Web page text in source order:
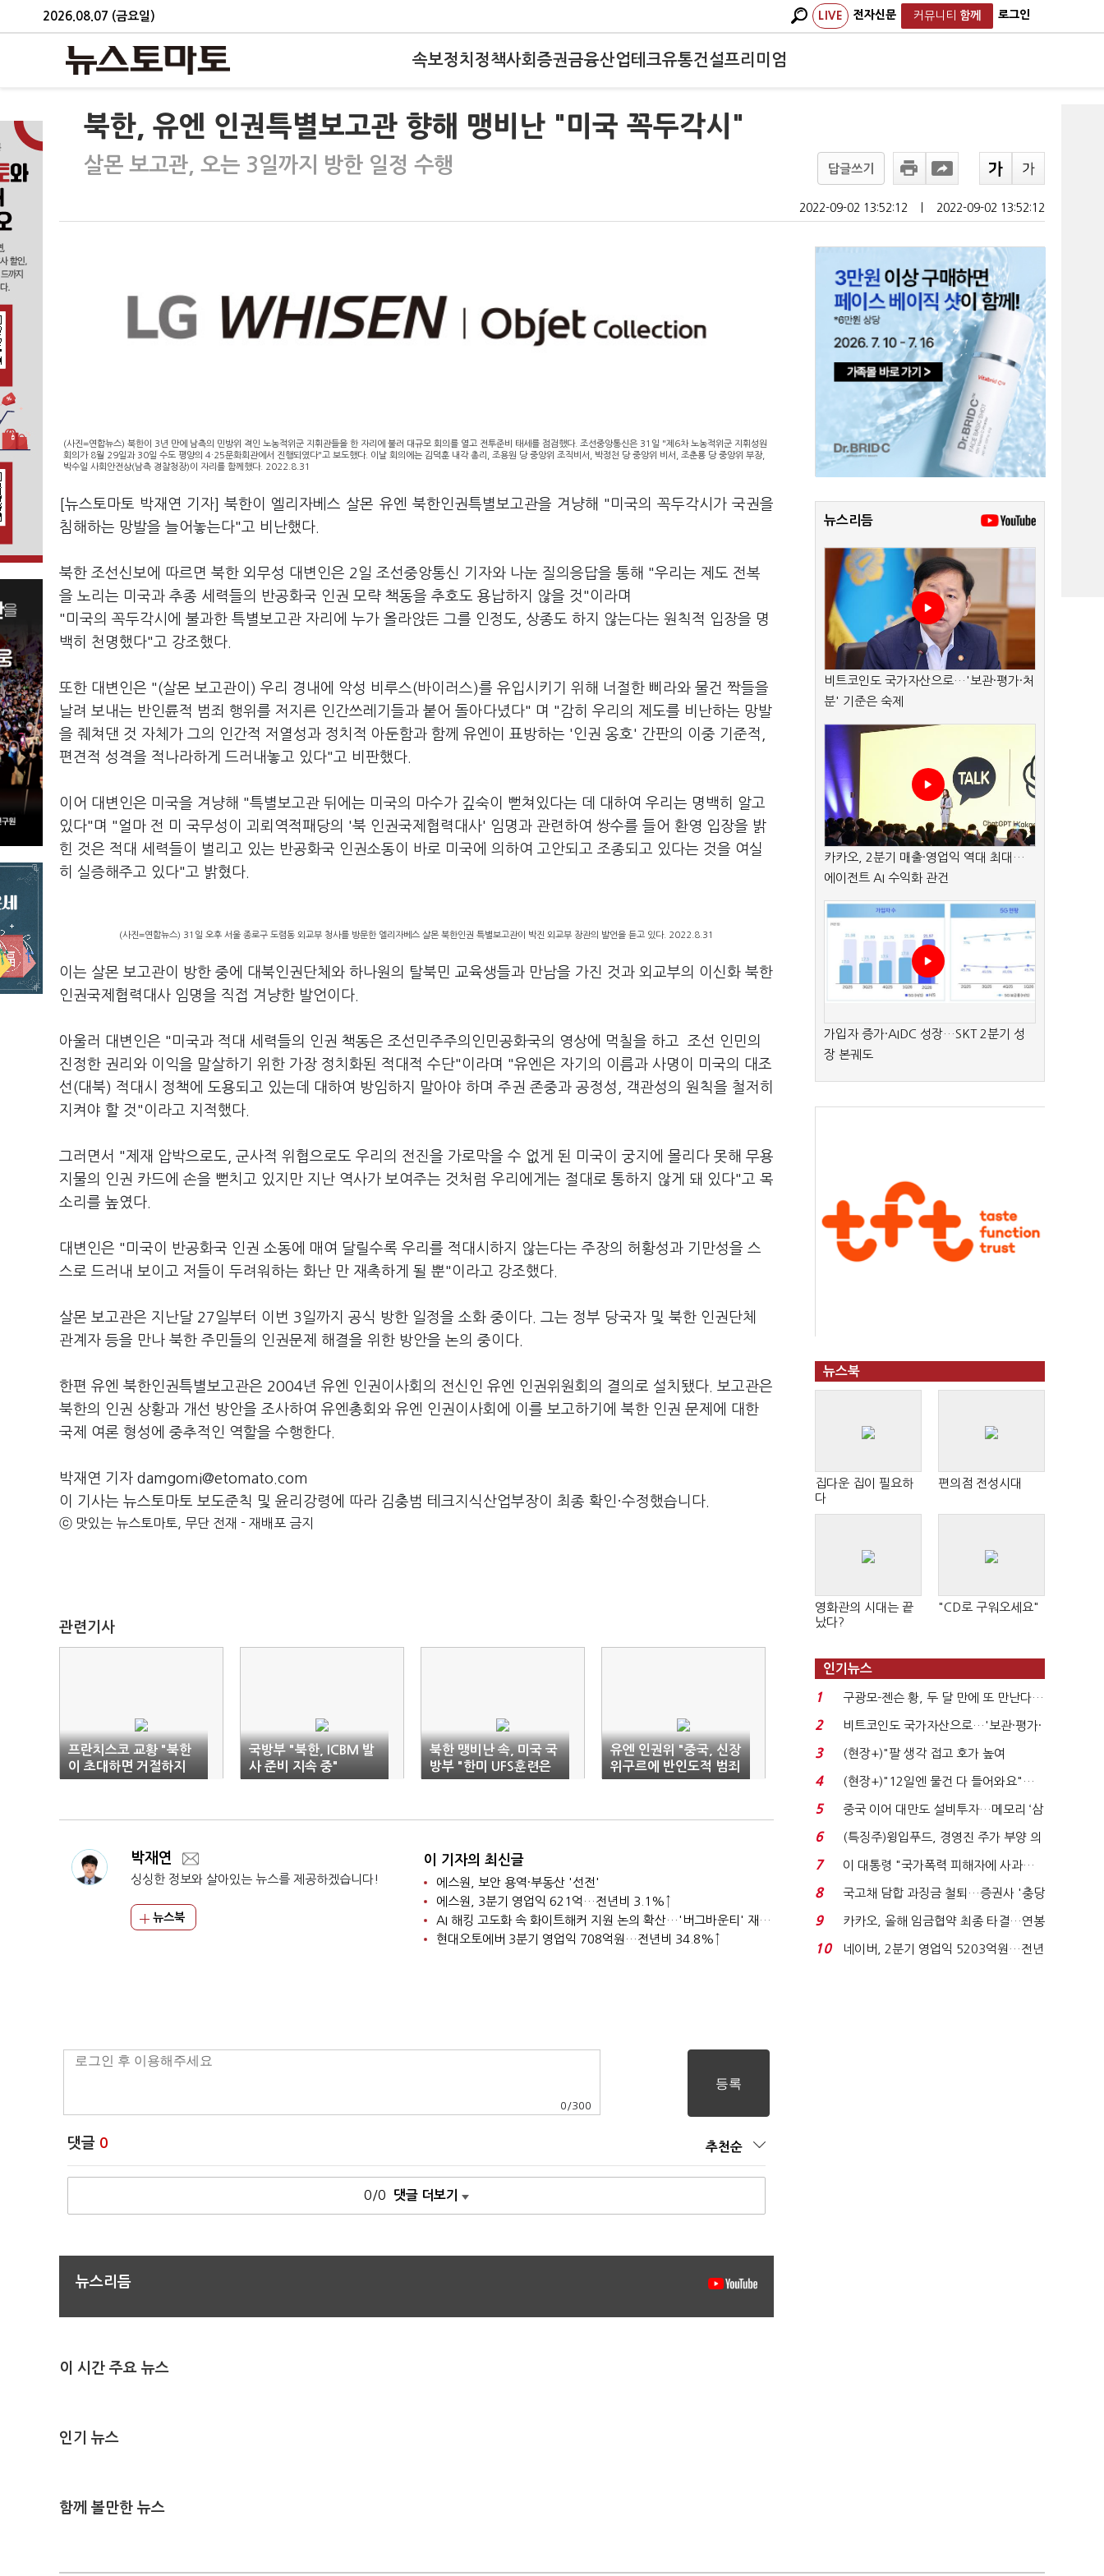
2026.08.07 (금요일) LIVE 전자신문 커뮤니티 함께 로그인
속보정치 정책사회 증권금융산업테크유통건설프리미엄
북한, 유엔 인권특별보고관 향해 맹비난 "미국 꼭두각시"
살몬 보고관, 오는 3일까지 방한 일정 수행 답글쓰기
2022-09-02 13:52:12 2022-09-02 13:52:12
(사진=연합뉴스) 북한이 3년 만에 남측의 민방위 격인 노농적위군 지휘관들을 한 자리에 불러 대규모 회의를 열고 전투준비 태세를 점검했다. 조선중앙통신은 31일 "제6차 노농적위군 지휘성원
회의가 8월 29일과 30일 수도 평양의 4·25문화회관에서 진행되였다"고 보도했다. 이날 회의에는 김덕훈 내각 총리, 조용원 당 중앙위 조직비서, 박정천 당 중앙위 비서, 조춘룡 당 중앙위 부장,
박수일 사회안전상(남측 경찰청장)이 자리를 함께했다. 2022.8.31
[뉴스토마토 박재연 기자] 북한이 엘리자베스 살몬 유엔 북한인권특별보고관을 겨냥해 "미국의 꼭두각시가 국권을
침해하는 망발을 늘어놓는다"고 비난했다.
북한 조선신보에 따르면 북한 외무성 대변인은 2일 조선중앙통신 기자와 나눈 질의응답을 통해 "우리는 제도 전복
을 노리는 미국과 추종 세력들의 반공화국 인권 모략 책동을 추호도 용납하지 않을 것"이라며
"미국의 꼭두각시에 불과한 특별보고관 자리에 누가 올라앉든 그를 인정도, 상종도 하지 않는다는 원칙적 입장을 명
백히 천명했다"고 강조했다.
또한 대변인은 "(살몬 보고관이) 우리 경내에 악성 비루스(바이러스)를 유입시키기 위해 너절한 삐라와 물건 짝들을
날려 보내는 반인륜적 범죄 행위를 저지른 인간쓰레기들과 붙어 돌아다녔다" 며 "감히 우리의 제도를 비난하는 망발
을 줴쳐댄 것 자체가 그의 인간적 저열성과 정치적 아둔함과 함께 유엔이 표방하는 '인권 옹호' 간판의 이중 기준적,
편견적 성격을 적나라하게 드러내놓고 있다"고 비판했다.
이어 대변인은 미국을 겨냥해 "특별보고관 뒤에는 미국의 마수가 깊숙이 뻗쳐있다는 데 대하여 우리는 명백히 알고
있다"며 "얼마 전 미 국무성이 괴뢰역적패당의 '북 인권국제협력대사' 임명과 관련하여 쌍수를 들어 환영 입장을 밝
힌 것은 적대 세력들이 벌리고 있는 반공화국 인권소동이 바로 미국에 의하여 고안되고 조종되고 있다는 것을 여실
히 실증해주고 있다"고 밝혔다.
(사진=연합뉴스) 31일 오후 서울 종로구 도렴동 외교부 청사를 방문한 엘리자베스 살몬 북한인권 특별보고관이 박진 외교부 장관의 발언을 듣고 있다. 2022.8.31
이는 살몬 보고관이 방한 중에 대북인권단체와 하나원의 탈북민 교육생들과 만남을 가진 것과 외교부의 이신화 북한
인권국제협력대사 임명을 직접 겨냥한 발언이다.
아울러 대변인은 "미국과 적대 세력들의 인권 책동은 조선민주주의인민공화국의 영상에 먹칠을 하고 조선 인민의
진정한 권리와 이익을 말살하기 위한 가장 정치화된 적대적 수단"이라며 "유엔은 자기의 이름과 사명이 미국의 대조
선(대북) 적대시 정책에 도용되고 있는데 대하여 방임하지 말아야 하며 주권 존중과 공정성, 객관성의 원칙을 철저히
지켜야 할 것"이라고 지적했다.
그러면서 "제재 압박으로도, 군사적 위협으로도 우리의 전진을 가로막을 수 없게 된 미국이 궁지에 몰리다 못해 무용
지물의 인권 카드에 손을 뻗치고 있지만 지난 역사가 보여주는 것처럼 우리에게는 절대로 통하지 않게 돼 있다"고 목
소리를 높였다.
대변인은 "미국이 반공화국 인권 소동에 매여 달릴수록 우리를 적대시하지 않는다는 주장의 허황성과 기만성을 스
스로 드러내 보이고 저들이 두려워하는 화난 만 재촉하게 될 뿐"이라고 강조했다.
살몬 보고관은 지난달 27일부터 이번 3일까지 공식 방한 일정을 소화 중이다. 그는 정부 당국자 및 북한 인권단체
관계자 등을 만나 북한 주민들의 인권문제 해결을 위한 방안을 논의 중이다.
한편 유엔 북한인권특별보고관은 2004년 유엔 인권이사회의 전신인 유엔 인권위원회의 결의로 설치됐다. 보고관은
북한의 인권 상황과 개선 방안을 조사하여 유엔총회와 유엔 인권이사회에 이를 보고하기에 북한 인권 문제에 대한
국제 여론 형성에 중추적인 역할을 수행한다.
박재연 기자 damgomi@etomato.com
이 기사는 뉴스토마토 보도준칙 및 윤리강령에 따라 김충범 테크지식산업부장이 최종 확인·수정했습니다.
ⓒ 맛있는 뉴스토마토, 무단 전재 - 재배포 금지
관련기사
프란치스코 교황 "북한
이 초대하면 거절하지
않겠다"
국방부 "북한, ICBM 발
사 준비 지속 중"
북한 맹비난 속, 미국 국
방부 "한미 UFS훈련은
방어 성격"
유엔 인권위 "중국, 신장
위구르에 반인도적 범죄
가능성"
박재연
싱싱한 정보와 살아있는 뉴스를 제공하겠습니다!
뉴스북
이 기자의 최신글
에스원, 보안 용역·부동산 '선전'
에스원, 3분기 영업익 621억…전년비 3.1%↑
AI 해킹 고도화 속 화이트해커 지원 논의 확산…'버그바운티' 재조명
현대오토에버 3분기 영업익 708억원…전년비 34.8%↑
0 /300
댓글 0 추천순
0/0 댓글 더보기
뉴스리듬
이 시간 주요 뉴스
인기 뉴스
함께 볼만한 뉴스
뉴스리듬
비트코인도 국가자산으로…'보관·평가·처
분' 기준은 숙제
카카오, 2분기 매출·영업익 역대 최대…
에이전트 AI 수익화 관건
가입자 증가·AIDC 성장…SKT 2분기 성
장 본궤도
뉴스북
집다운 집이 필요하
다
편의점 전성시대
영화관의 시대는 끝
났다?
"CD로 구워오세요"
인기뉴스
1
구광모-젠슨 황, 두 달 만에 또 만난다…
로봇·AI 등 논...
2
비트코인도 국가자산으로…'보관·평가·
처분' 기준은 ...
3
(현장+)"팔 생각 접고 호가 높여
요"…'덜 똘똘한 한 채' 20...
4
(현장+)"12일엔 물건 다 들어와요"…
빈 매대 채우며 문 연 ...
5
중국 이어 대만도 설비투자…메모리 ‘삼
국전쟁’
6
(특징주)윙입푸드, 경영진 주가 부양 의
지에 상한가...
7
이 대통령 "국가폭력 피해자에 사과…
적극적 조사로 진...
8
국고채 담합 과징금 철퇴…증권사 '충당
금 폭탄' 우려...
9
카카오, 올해 임금협약 최종 타결…연봉
6.3% 인상·격려...
10
네이버, 2분기 영업익 5203억원…전년